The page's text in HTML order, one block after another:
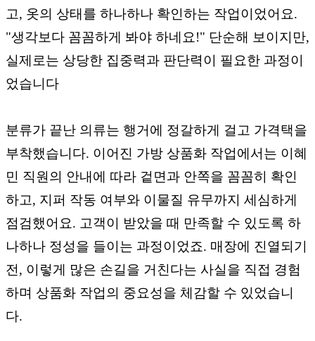
고, 옷의 상태를 하나하나 확인하는 작업이었어요.
"생각보다 꼼꼼하게 봐야 하네요!" 단순해 보이지만,
실제로는 상당한 집중력과 판단력이 필요한 과정이
었습니다
분류가 끝난 의류는 행거에 정갈하게 걸고 가격택을
부착했습니다. 이어진 가방 상품화 작업에서는 이혜
민 직원의 안내에 따라 겉면과 안쪽을 꼼꼼히 확인
하고, 지퍼 작동 여부와 이물질 유무까지 세심하게
점검했어요. 고객이 받았을 때 만족할 수 있도록 하
나하나 정성을 들이는 과정이었죠. 매장에 진열되기
전, 이렇게 많은 손길을 거친다는 사실을 직접 경험
하며 상품화 작업의 중요성을 체감할 수 있었습니
다.